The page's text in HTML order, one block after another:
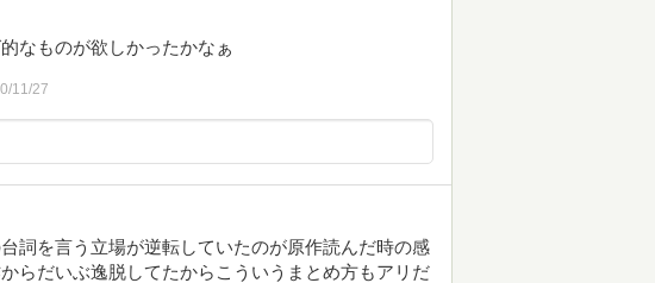
なものが欲しかったかなぁ
11/27
詞を言う立場が逆転していたのが原作読んだ時の感
らだいぶ逸脱してたからこういうまとめ方もアリだ